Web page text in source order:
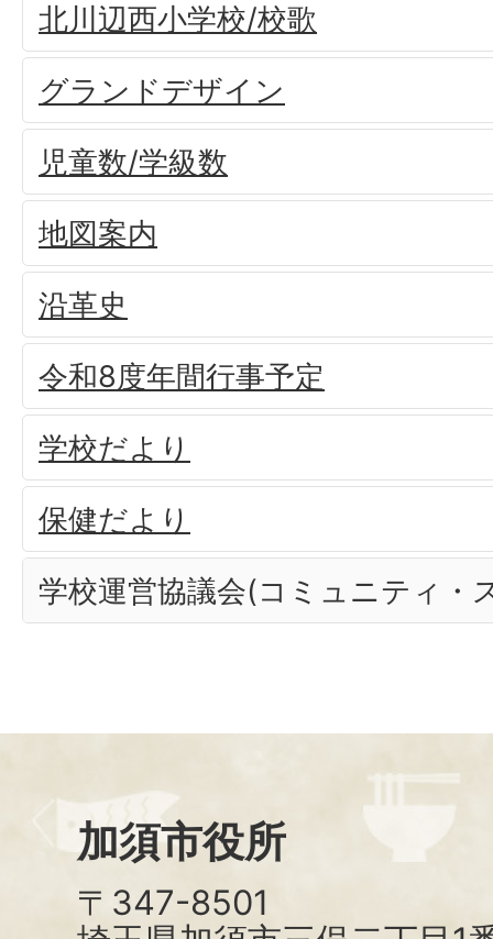
北川辺西小学校/校歌
グランドデザイン
児童数/学級数
地図案内
沿革史
令和8度年間行事予定
学校だより
保健だより
学校運営協議会(コミュニティ・
加須市役所
〒347-8501